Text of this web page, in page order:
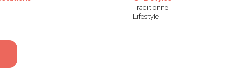
Traditionnel
Lifestyle